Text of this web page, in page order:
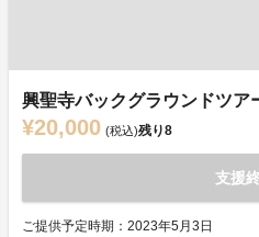
興聖寺バックグラウンドツア
¥20,000 (税込)残り8
支援
ご提供予定時期：2023年5月3日